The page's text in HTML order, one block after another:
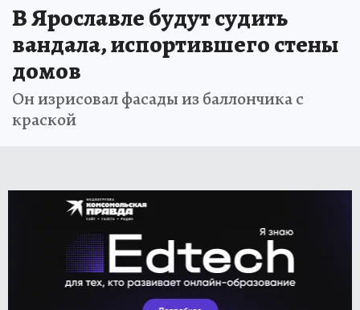
В Ярославле будут судить
вандала, испортившего стены
домов
Он изрисовал фасады из баллончика с
краской